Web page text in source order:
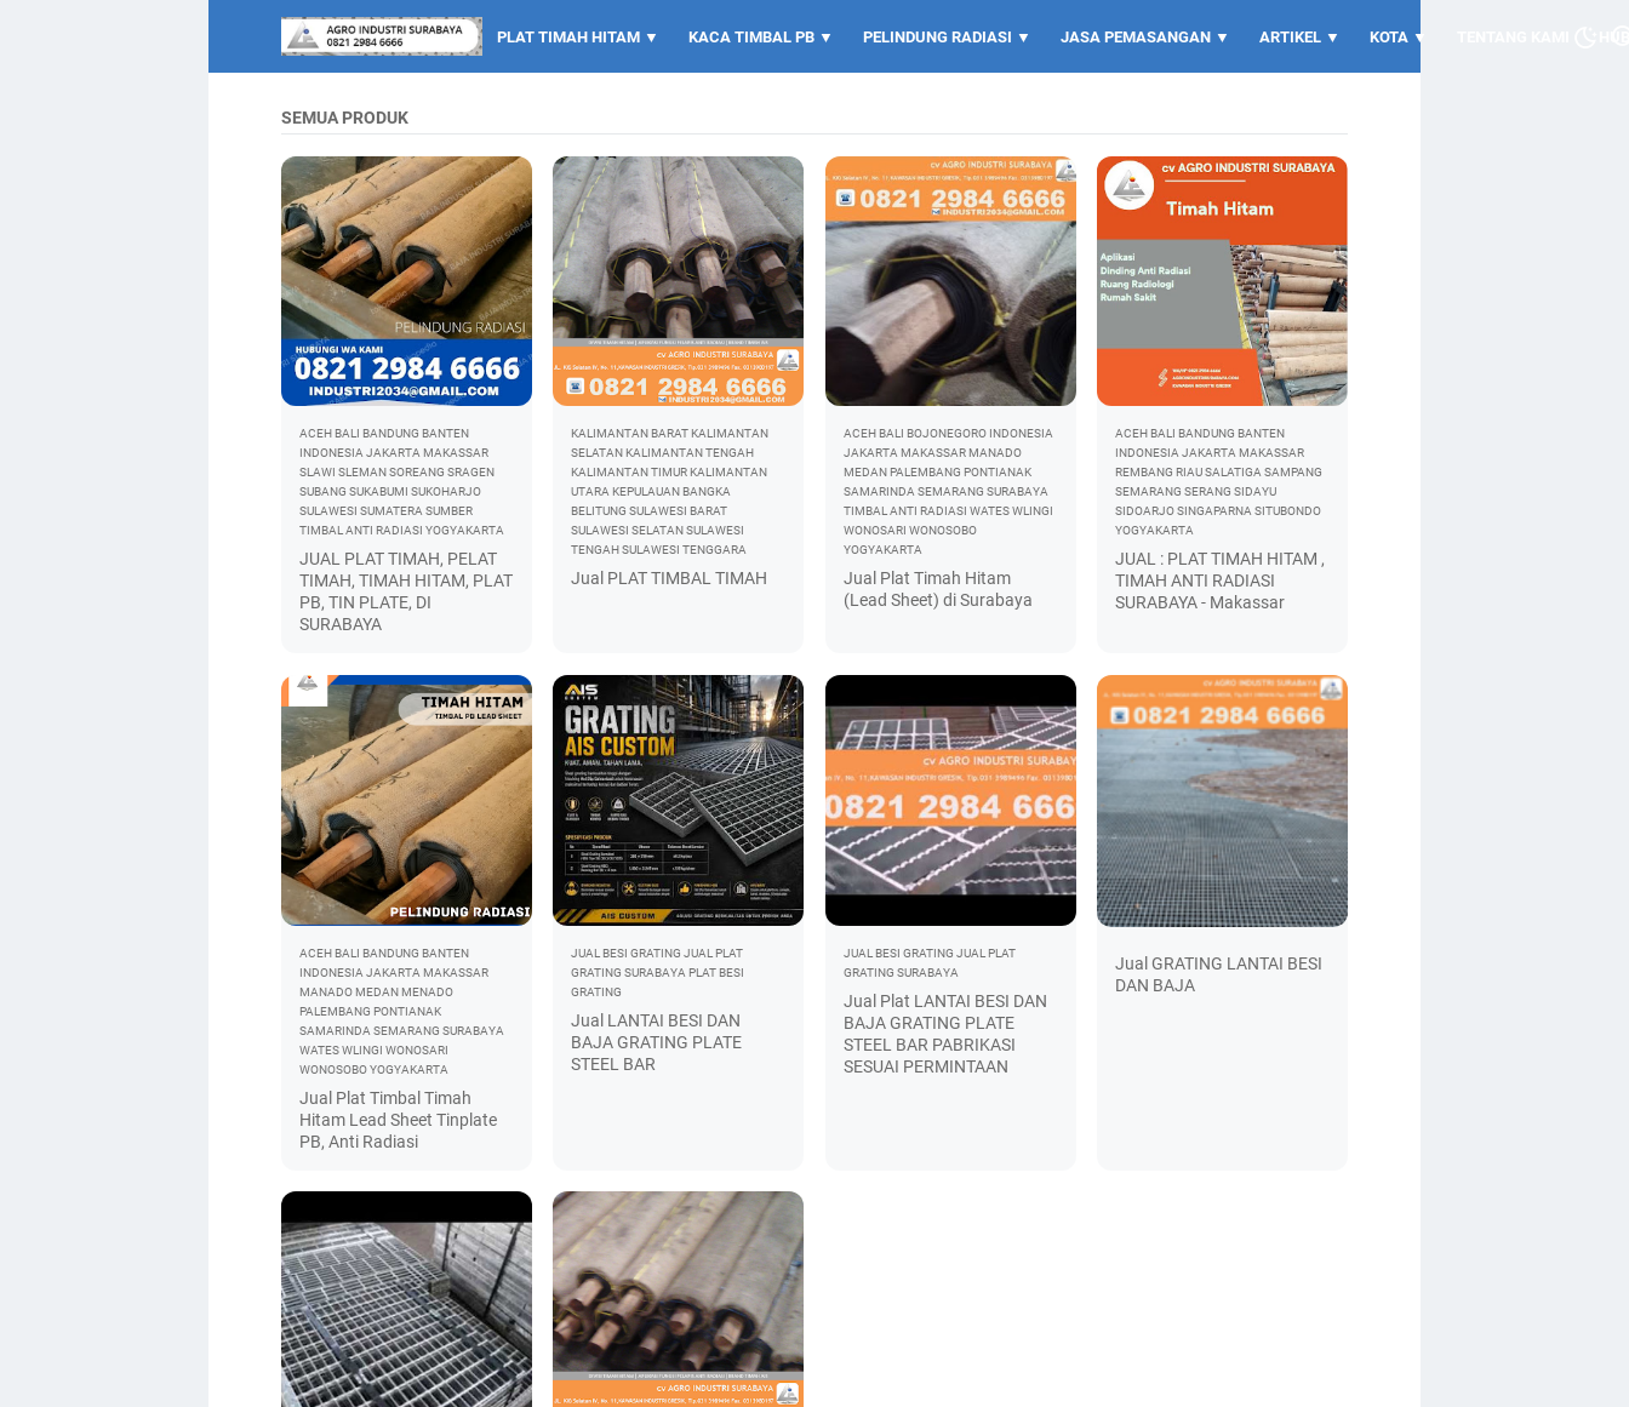
PLAT TIMAH HITAM ▼ KACA TIMBAL PB ▼ PELINDUNG RADIASI ▼ JASA PEMASANGAN ▼ ARTIKEL ▼ KOTA ▼
SEMUA PRODUK
ACEH BALI BANDUNG BANTEN
INDONESIAJAKARTA MAKASSAR
SLAWI SLEMAN SOREANG SRAGEN
SUBANG SUKABUMI
SUKOHARJO
SULAWESI SUMATERASUMBER
TIMBAL ANTI RADIASI YOGYAKARTA
JUAL PLAT TIMAH, PELAT
TIMAH, TIMAH HITAM, PLAT
PB, TIN PLATE, DI
SURABAYA
KALIMANTAN BARAT KALIMANTAN
SELATAN KALIMANTAN TENGAH
KALIMANTAN TIMUR KALIMANTAN
UTARA KEPULAUAN BANGKA
BELITUNG SULAWESI BARAT
SULAWESI SELATAN SULAWESI
TENGAH SULAWESI TENGGARA
Jual PLAT TIMBAL TIMAH
ACEH BALI BOJONEGORO INDONESIA
JAKARTA MAKASSAR MANADO
MEDAN PALEMBANG PONTIANAK
SAMARINDA SEMARANG SURABAYA
TIMBAL ANTI RADIASI WATES WLINGI
WONOSARI WONOSOBO
YOGYAKARTA
Jual Plat Timah Hitam
(Lead Sheet) di Surabaya
ACEH BALI BANDUNG BANTEN
INDONESIAJAKARTA MAKASSAR
REMBANG RIAUSALATIGASAMPANG
SEMARANG SERANG SIDAYU
SIDOARJOSINGAPARNASITUBONDO
YOGYAKARTA
JUAL : PLAT TIMAH HITAM ,
TIMAH ANTI RADIASI
SURABAYA - Makassar
ACEH BALI BANDUNG BANTEN
INDONESIA JAKARTA MAKASSAR
MANADO MEDAN MENADO
PALEMBANG PONTIANAK
SAMARINDA SEMARANG SURABAYA
WATESWLINGI WONOSARI
WONOSOBOYOGYAKARTA
Jual Plat Timbal Timah
Hitam Lead Sheet Tinplate
PB, Anti Radiasi
JUAL BESI GRATING JUAL PLAT
GRATING SURABAYA PLAT BESI
GRATING
Jual LANTAI BESI DAN
BAJA GRATING PLATE
STEEL BAR
JUAL BESI GRATING JUAL PLAT
GRATING SURABAYA
Jual Plat LANTAI BESI DAN
BAJA GRATING PLATE
STEEL BAR PABRIKASI
SESUAI PERMINTAAN
Jual GRATING LANTAI BESI
DAN BAJA